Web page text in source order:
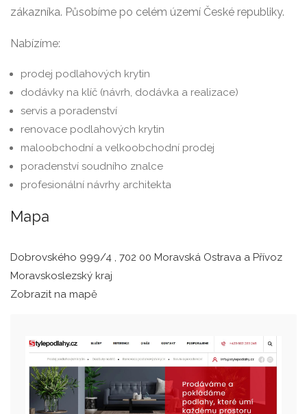
zákazníka. Působíme po celém území České republiky.
Nabízíme:
prodej podlahových krytin
dodávky na klíč (návrh, dodávka a realizace)
servis a poradenství
renovace podlahových krytin
maloobchodní a velkoobchodní prodej
poradenství soudního znalce
profesionální návrhy architekta
Mapa
Dobrovského 999/4 , 702 00 Moravská Ostrava a Přívoz
Moravskoslezský kraj
Zobrazit na mapě